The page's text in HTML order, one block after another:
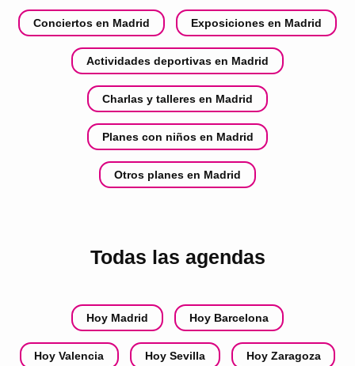
Conciertos en Madrid Exposiciones en Madrid
Actividades deportivas en Madrid
Charlas y talleres en Madrid
Planes con niños en Madrid
Otros planes en Madrid
Todas las agendas
Hoy Madrid Hoy Barcelona
Hoy Valencia Hoy Sevilla Hoy Zaragoza